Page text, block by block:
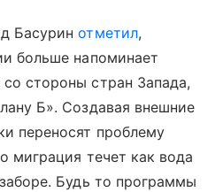
Басуринотметил,
больше напоминает
стороны стран Запада,
Б». Создавая внешние
переносят проблему
миграция течет как вода
Будь то программы